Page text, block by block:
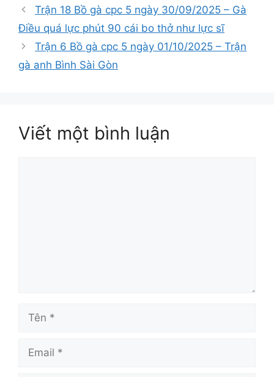
Trận 18 Bồ gà cpc 5 ngày 30/09/2025 – Gà
Điều quá lực phút 90 cái bo thở như lực sĩ
Trận 6 Bồ gà cpc 5 ngày 01/10/2025 – Trận
gà anh Bình Sài Gòn
Viết một bình luận